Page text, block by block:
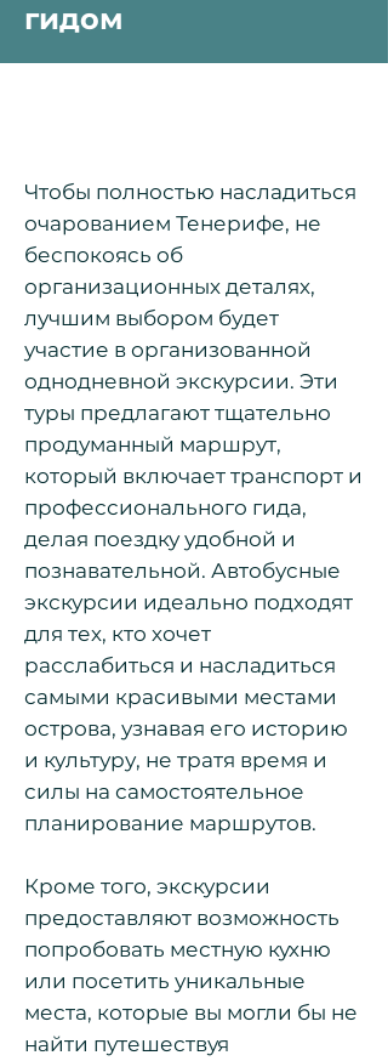
гидом
Чтобы полностью насладиться
очарованием Тенерифе, не
беспокоясь об
организационных деталях,
лучшим выбором будет
участие в организованной
однодневной экскурсии. Эти
туры предлагают тщательно
продуманный маршрут,
который включает транспорт и
профессионального гида,
делая поездку удобной и
познавательной. Автобусные
экскурсии идеально подходят
для тех, кто хочет
расслабиться и насладиться
самыми красивыми местами
острова, узнавая его историю
и культуру, не тратя время и
силы на самостоятельное
планирование маршрутов.
Кроме того, экскурсии
предоставляют возможность
попробовать местную кухню
или посетить уникальные
места, которые вы могли бы не
найти путешествуя